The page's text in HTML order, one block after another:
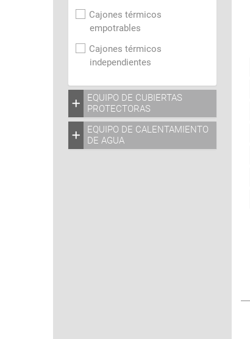
Cajones térmicos
empotrables
Cajones térmicos
independientes
EQUIPO DE CUBIERTAS
PROTECTORAS
EQUIPO DE CALENTAMIENTO
DE AGUA